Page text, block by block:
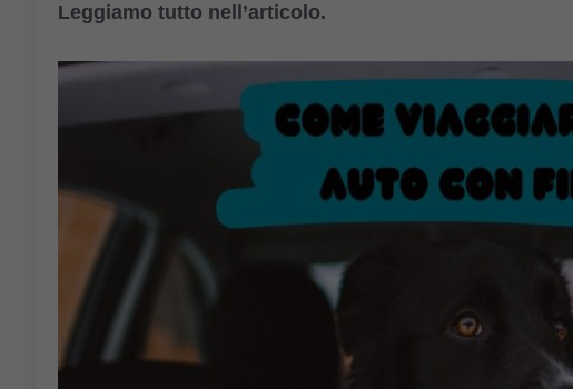
Leggiamo tutto nell’articolo.